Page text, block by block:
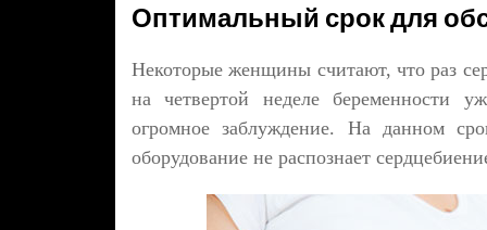
Оптимальный срок для
Некоторые женщины считают, что раз
на четвертой неделе беременности
огромное заблуждение. На данном
оборудование не распознает